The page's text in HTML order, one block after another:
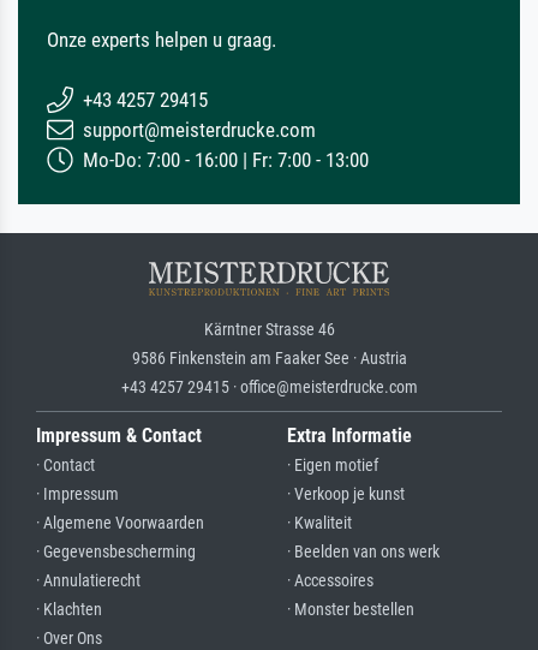
Onze experts helpen u graag.
+43 4257 29415
support@meisterdrucke.com
Mo-Do: 7:00 - 16:00 | Fr: 7:00 - 13:00
Kärntner Strasse 46
9586 Finkenstein am Faaker See · Austria
+43 4257 29415 · office@meisterdrucke.com
Impressum & Contact
· Contact
· Impressum
· Algemene Voorwaarden
· Gegevensbescherming
· Annulatierecht
· Klachten
· Over Ons
Extra Informatie
· Eigen motief
· Verkoop je kunst
· Kwaliteit
· Beelden van ons werk
· Accessoires
· Monster bestellen